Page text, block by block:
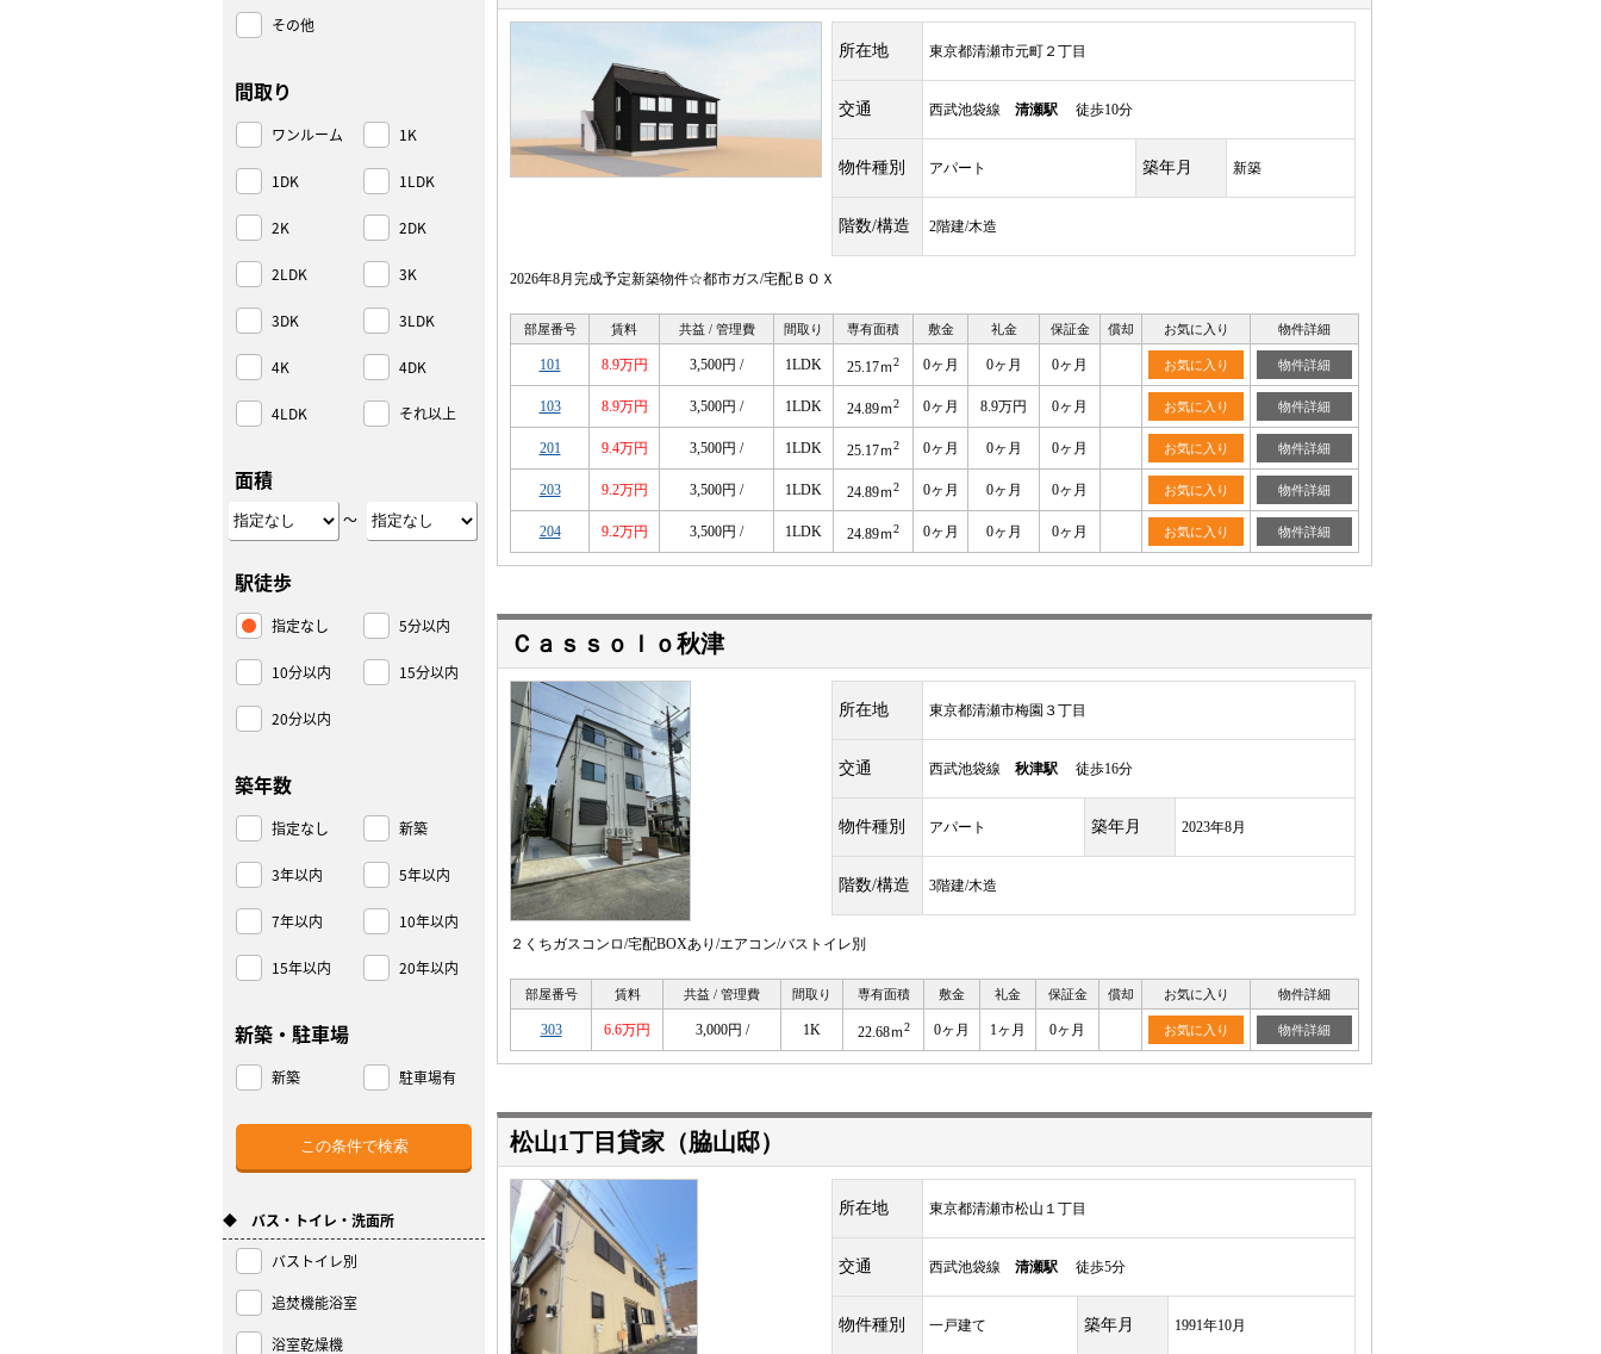
所在地 東京都清瀬市元町２丁目
交通 西武池袋線 清瀬駅 徒歩10分
物件種別 アパート 築年月 新築
階数/構造 2階建/木造
2026年8月完成予定新築物件☆都市ガス/宅配ＢＯＸ
部屋番号 賃料 共益 / 管理費 間取り 専有面積 敷金 礼金 保証金 償却 お気に入り 物件詳細
101 8.9万円 3,500円 / 1LDK 25.17ｍ2 0ヶ月 0ヶ月 0ヶ月 お気に入り 物件詳細
103 8.9万円 3,500円 / 1LDK 24.89ｍ2 0ヶ月 8.9万円 0ヶ月 お気に入り 物件詳細
201 9.4万円 3,500円 / 1LDK 25.17ｍ2 0ヶ月 0ヶ月 0ヶ月 お気に入り 物件詳細
203 9.2万円 3,500円 / 1LDK 24.89ｍ2 0ヶ月 0ヶ月 0ヶ月 お気に入り 物件詳細
204 9.2万円 3,500円 / 1LDK 24.89ｍ2 0ヶ月 0ヶ月 0ヶ月 お気に入り 物件詳細
Ｃａｓｓｏｌｏ秋津
所在地 東京都清瀬市梅園３丁目
交通 西武池袋線 秋津駅 徒歩16分
物件種別 アパート 築年月 2023年8月
階数/構造 3階建/木造
２くちガスコンロ/宅配BOXあり/エアコン/バストイレ別
部屋番号 賃料 共益 / 管理費 間取り 専有面積 敷金 礼金 保証金 償却 お気に入り 物件詳細
303 6.6万円 3,000円 / 1K 22.68ｍ2 0ヶ月 1ヶ月 0ヶ月 お気に入り 物件詳細
松山1丁目貸家（脇山邸）
所在地 東京都清瀬市松山１丁目
交通 西武池袋線 清瀬駅 徒歩5分
物件種別 一戸建て 築年月 1991年10月
その他
間取り
ワンルーム 1K
1DK 1LDK
2K 2DK
2LDK 3K
3DK 3LDK
4K 4DK
4LDK それ以上
面積
～
駅徒歩
指定なし 5分以内
10分以内 15分以内
20分以内
築年数
指定なし 新築
3年以内 5年以内
7年以内 10年以内
15年以内 20年以内
新築・駐車場
新築 駐車場有
◆ バス・トイレ・洗面所
バストイレ別
追焚機能浴室
浴室乾燥機